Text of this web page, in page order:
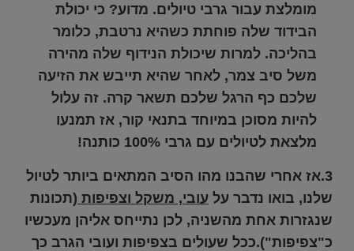
מומלצת עבור גרבי טיולים. מדוע? כי יכולת
הבידוד שלה פוחתת כשהיא נרטבת, כלומר
בהליכה. למרות שיכולת הנידוף שלה מהירה
משל סיב צמר, לאחר שהיא תייבש את הזיעה
שלכם כף הרגל שלכם תשאר קרה. זה עלול
להיות מסוכן במיוחד בתנאי קור, אז תמנעו
מלצאת לטיולים עם גרבי 100% כותנה!
3.אז אחרי שהבנו מהו הסיב המתאים ביותר לטיול
שלנו, בואו נדבר על עובי, משקל וצפיפות (תכונות
שנגזרות אחת מהשניה, לכן נתייחס אליהן מעכשיו
כ"צפיפות").ככל שעולים בצפיפות ועובי הגרב כך